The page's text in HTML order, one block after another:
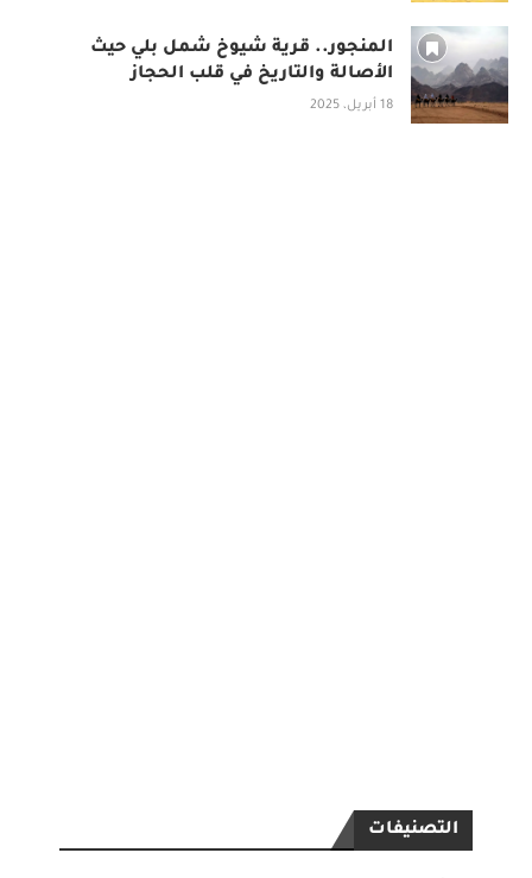
المنجور.. قرية شيوخ شمل بلي حيث
الأصالة والتاريخ في قلب الحجاز
18 أبريل، 2025
التصنيفات